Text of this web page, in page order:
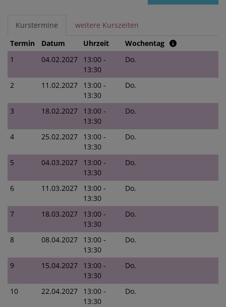
Kurstermine
weitere Kurszeiten
Termin
Datum Uhrzeit
Wochentag
1
04.02.2027
13:00 -
13:30
Do.
2 11.02.2027
13:00 -
13:30
Do.
3 18.02.2027
13:00 -
13:30
Do.
4 25.02.2027
13:00 -
13:30
Do.
5 04.03.2027
13:00 -
13:30
Do.
6 11.03.2027
13:00 -
13:30
Do.
7 18.03.2027
13:00 -
13:30
Do.
8 08.04.2027
13:00 -
13:30
Do.
9 15.04.2027
13:00 -
13:30
Do.
10 22.04.2027
13:00 -
13:30
Do.